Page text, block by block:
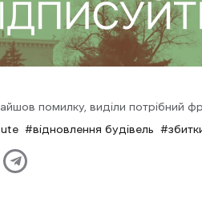
помилку, виділи потрібний
відновлення будівель